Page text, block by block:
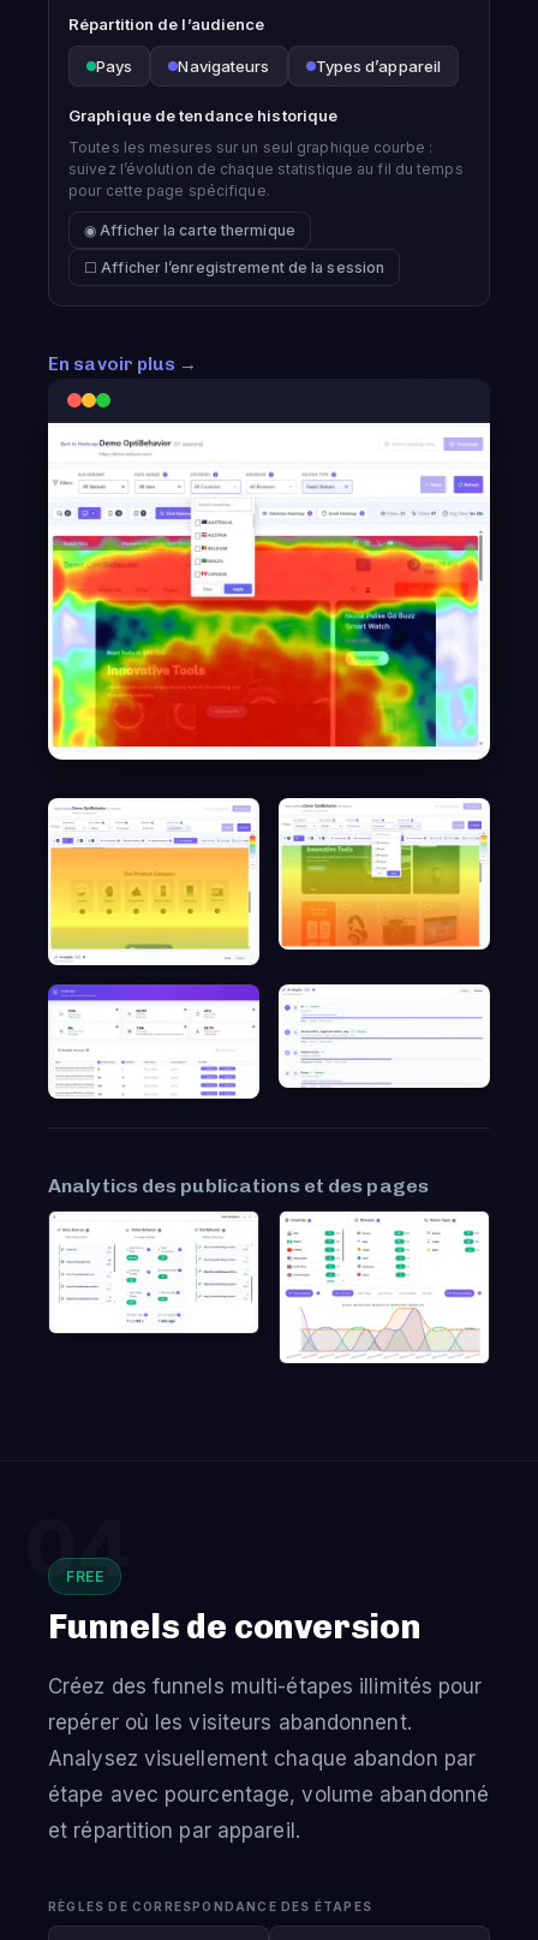
Répartition de l’audience
Pays Navigateurs Types d’appareil
Graphique de tendance historique
Toutes les mesures sur un seul graphique courbe :
suivez l’évolution de chaque statistique au fil du temps
pour cette page spécifique.
◉ Afficher la carte thermique
☐ Afficher l’enregistrement de la session
En savoir plus →
Analytics des publications et des pages
04
FREE
Funnels de conversion
Créez des funnels multi-étapes illimités pour
repérer où les visiteurs abandonnent.
Analysez visuellement chaque abandon par
étape avec pourcentage, volume abandonné
et répartition par appareil.
RÈGLES DE CORRESPONDANCE DES ÉTAPES